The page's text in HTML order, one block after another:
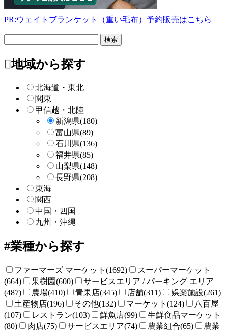
PR:ウェイトブランケット（重い毛布）予約販売はこちら
ー
検地域から探す
北海道・東北
関東
甲信越・北陸
新潟県(180)
富山県(89)
石川県(136)
福井県(85)
山梨県(148)
長野県(208)
東海
関西
中国・四国
九州・沖縄
業種から探す
ファーマーズ マーケット(1692)
スーパーマーケット
(664)
果樹園(600)
サービスエリア / パーキング エリア
(487)
農場(410) 青果店(345) 店舗(311)
娯楽施設(261)
土産物店(196)
その他(132) マーケット(124)
八百屋
(107)
レストラン(103) 鮮魚店(99)
生鮮食品マーケット
(80)
肉店(75) サービスエリア(74) 農業組合(65)
農業